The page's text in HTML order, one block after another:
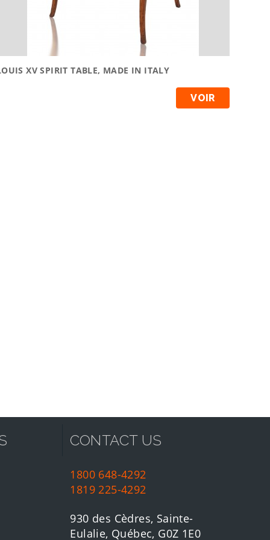
XV SPIRIT TABLE, MADE IN ITALY
VOIR
CONTACT US
1800 648-4292
1819 225-4292
930 des Cèdres, Sainte-
Eulalie, Québec, G0Z 1E0